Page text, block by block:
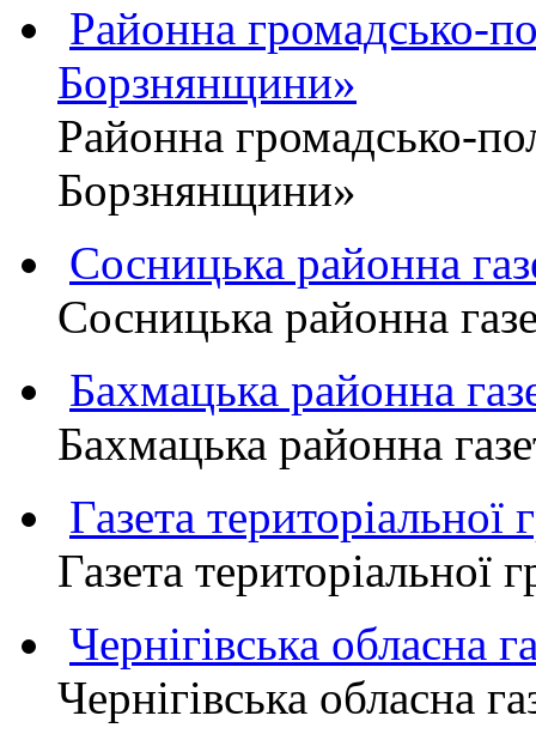
Районна громадсько-
Борзнянщини»
Районна громадсько-
Борзнянщини»
Сосницька районна
Сосницька районна
Бахмацька районна
Бахмацька районна
Газета
Газета
Чернігівська обласна
Чернігівська обласна